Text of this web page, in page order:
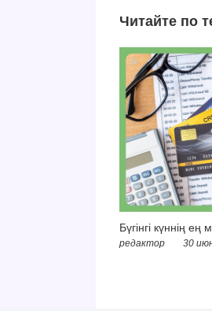
Читайте по
Бүгінгі күннің
редактор 30